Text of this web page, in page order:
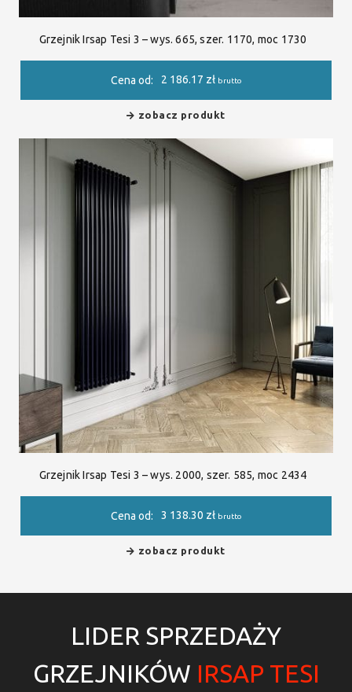
Grzejnik Irsap Tesi 3 – wys. 665, szer. 1170, moc 1730
Cena od: 2 186.17 zł brutto
zobacz produkt
Grzejnik Irsap Tesi 3 – wys. 2000, szer. 585, moc 2434
Cena od: 3 138.30 zł brutto
zobacz produkt
LIDER SPRZEDAŻY
GRZEJNIKÓW IRSAP TESI